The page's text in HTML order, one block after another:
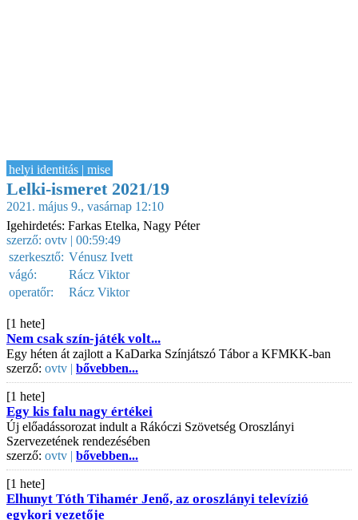
helyi identitás | mise
Lelki-ismeret 2021/19
2021. május 9., vasárnap 12:10
Igehirdetés: Farkas Etelka, Nagy Péter
szerző: ovtv | 00:59:49
szerkesztő: Vénusz Ivett
vágó:
Rácz Viktor
operatőr:
Rácz Viktor
[1 hete]
Nem csak szín-játék volt...
Egy héten át zajlott a KaDarka Színjátszó Tábor a KFMKK-ban
szerző: ovtv | bővebben...
[1 hete]
Egy kis falu nagy értékei
Új előadássorozat indult a Rákóczi Szövetség Oroszlányi
Szervezetének rendezésében
szerző: ovtv | bővebben...
[1 hete]
Elhunyt Tóth Tihamér Jenő, az oroszlányi televízió
egykori vezetője